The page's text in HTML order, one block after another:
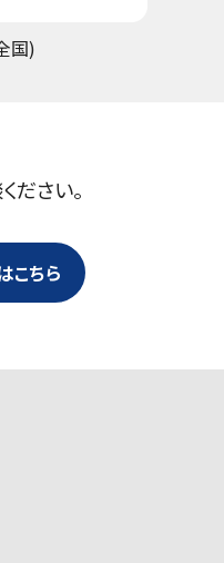
国)
ださい。
こちら